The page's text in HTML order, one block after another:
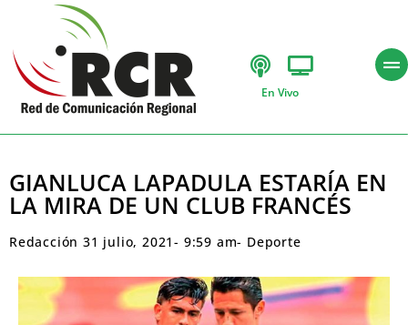
En Vivo
GIANLUCA LAPADULA ESTARÍA EN
LA MIRA DE UN CLUB FRANCÉS
Redacción 31 julio, 2021- 9:59 am- Deporte